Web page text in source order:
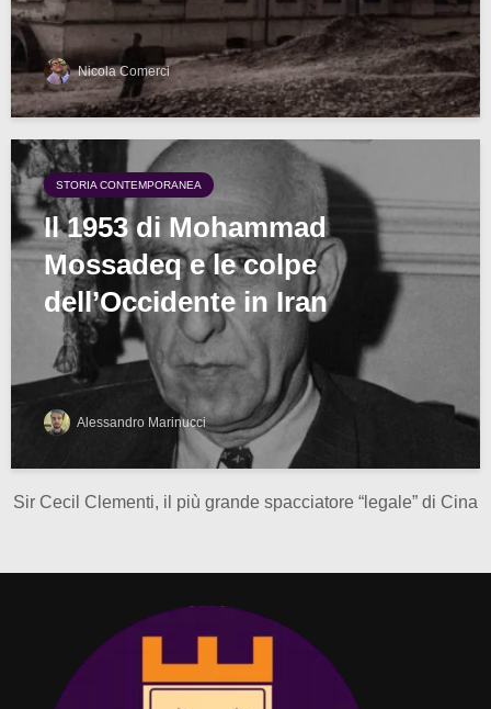
Nicola Comerci
STORIA CONTEMPORANEA
Il 1953 di Mohammad
Mossadeq e le colpe
dell’Occidente in Iran
Alessandro Marinucci
Sir Cecil Clementi, il più grande spacciatore “legale” di Cina